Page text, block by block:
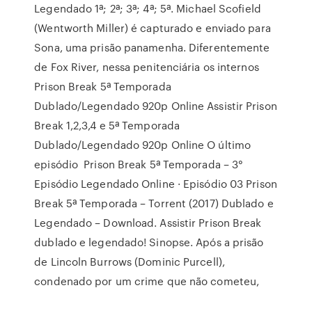
Legendado 1ª; 2ª; 3ª; 4ª; 5ª. Michael Scofield
(Wentworth Miller) é capturado e enviado para
Sona, uma prisão panamenha. Diferentemente
de Fox River, nessa penitenciária os internos
Prison Break 5ª Temporada
Dublado/Legendado 920p Online Assistir Prison
Break 1,2,3,4 e 5ª Temporada
Dublado/Legendado 920p Online O último
episódio Prison Break 5ª Temporada – 3°
Episódio Legendado Online · Episódio 03 Prison
Break 5ª Temporada – Torrent (2017) Dublado e
Legendado – Download. Assistir Prison Break
dublado e legendado! Sinopse. Após a prisão
de Lincoln Burrows (Dominic Purcell),
condenado por um crime que não cometeu,